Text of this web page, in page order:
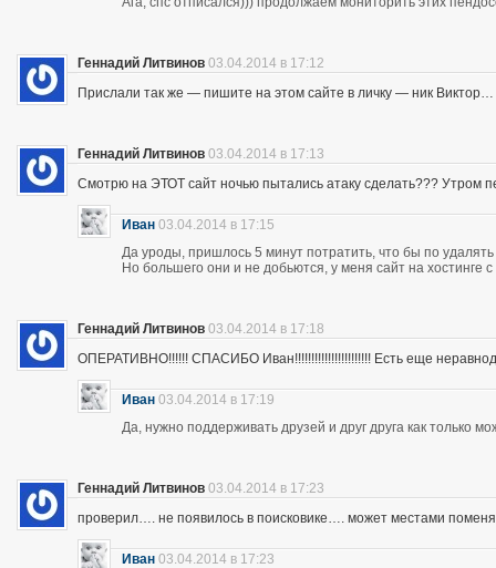
Геннадий Литвинов 03.04.2014 в 17:12
Прислали так же — пишите на этом сайте в личку — ник Виктор…
Геннадий Литвинов 03.04.2014 в 17:13
Смотрю на ЭТОТ сайт ночью пытались атаку сделать??? Утром
Иван 03.04.2014 в 17:15
Да уроды, пришлось 5 минут потратить, что бы по
Но большего они и не добьются, у меня сайт на хостинге
Геннадий Литвинов 03.04.2014 в 17:18
ОПЕРАТИВНО!!!!!! СПАСИБО Иван!!!!!!!!!!!!!!!!!!!!!!! Есть еще
Иван 03.04.2014 в 17:19
Да, нужно поддерживать друзей и друг друга как только
Геннадий Литвинов 03.04.2014 в 17:23
проверил…. не появилось в поисковике…. может местами
Иван 03.04.2014 в 17:23